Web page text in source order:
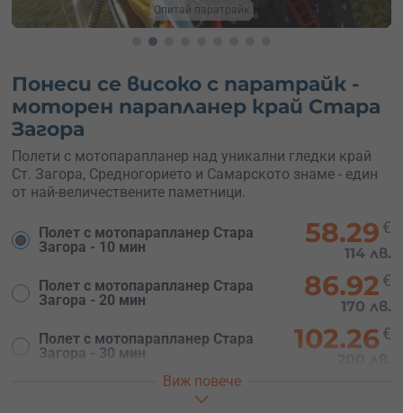
Паратрайк Стара Загора
Понеси се високо с паратрайк -
моторен парапланер край Стара
Загора
Полети с мотопарапланер над уникални гледки край
Ст. Загора, Средногорието и Самарското знаме - един
от най-величествените паметници.
Полет с мотопарапланер Стара
Загора - 10 мин
58.29 €
114 лв.
Полет с мотопарапланер Стара
Загора - 20 мин
86.92 €
170 лв.
Полет с мотопарапланер Стара
Загора - 30 мин
102.26€
Полет с мотопарапланер Стара
Виж повече